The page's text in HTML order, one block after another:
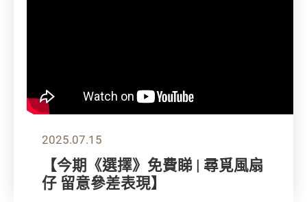
2025.07.15
【今期《選擇》免費睇 | 尋覓風扇
仔 留意參差表現】